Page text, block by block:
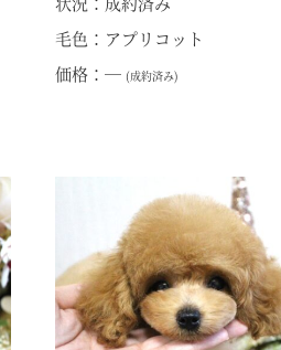
毛色：アプリコット
価格：― (成約済み)